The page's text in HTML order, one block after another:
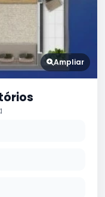
Ampliar